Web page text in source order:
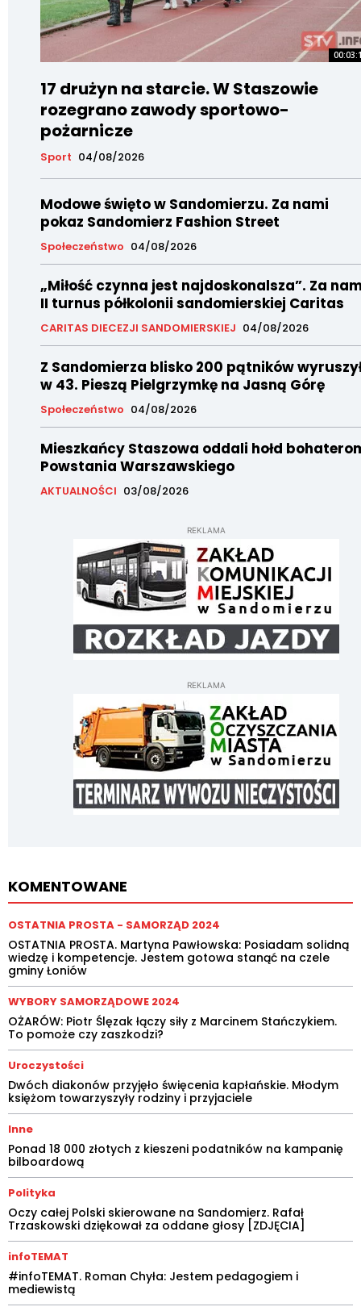
17 drużyn na starcie. W Staszowie
rozegrano zawody sportowo-
pożarnicze
Sport 04/08/2026
Modowe święto w Sandomierzu. Za nami
pokaz Sandomierz Fashion Street
Społeczeństwo 04/08/2026
„Miłość czynna jest najdoskonalsza”. Za
II turnus półkolonii sandomierskiej Caritas
CARITAS DIECEZJI SANDOMIERSKIEJ 04/08/2026
Z Sandomierza blisko 200 pątników
w 43. Pieszą Pielgrzymkę na Jasną Górę
Społeczeństwo 04/08/2026
Mieszkańcy Staszowa oddali hołd
Powstania Warszawskiego
AKTUALNOŚCI 03/08/2026
REKLAMA
REKLAMA
KOMENTOWANE
OSTATNIA PROSTA - SAMORZĄD 2024
OSTATNIA PROSTA. Martyna Pawłowska: Posiadam solidną
wiedzę i kompetencje. Jestem gotowa stanąć na czele
gminy Łoniów
WYBORY SAMORZĄDOWE 2024
OŻARÓW: Piotr Ślęzak łączy siły z Marcinem Stańczykiem.
To pomoże czy zaszkodzi?
Uroczystości
Dwóch diakonów przyjęło święcenia kapłańskie. Młodym
księżom towarzyszyły rodziny i przyjaciele
Inne
Ponad 18 000 złotych z kieszeni podatników na kampanię
bilboardową
Polityka
Oczy całej Polski skierowane na Sandomierz. Rafał
Trzaskowski dziękował za oddane głosy [ZDJĘCIA]
infoTEMAT
#infoTEMAT. Roman Chyła: Jestem pedagogiem i
mediewistą